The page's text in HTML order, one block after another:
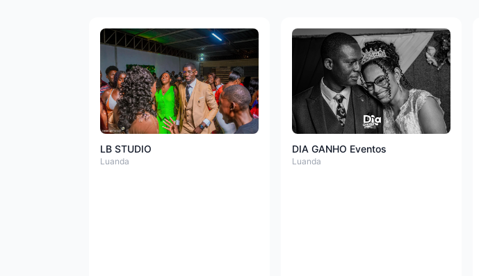
LB STUDIO
Luanda
DIA GANHO Eventos
Luanda